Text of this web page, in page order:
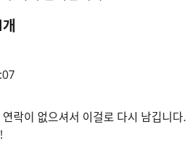
락이 없으셔서 이걸로 다시 남깁니다.